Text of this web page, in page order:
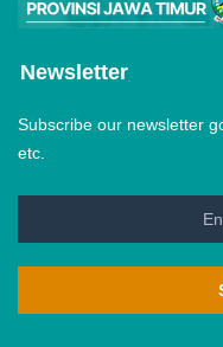
Newsletter
Subscribe our newsletter
etc.